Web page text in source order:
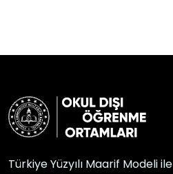
Türkiye Yüzyılı Maarif Modeli ile